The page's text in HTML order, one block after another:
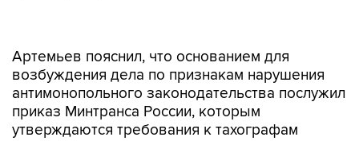
антимонопольного законодательства послужил
приказ Минтранса России, которым
утверждаются требования к тахографам
(устройствам контроля за режимом труда и
отдыха водителя - ИФ), устанавливаемым на